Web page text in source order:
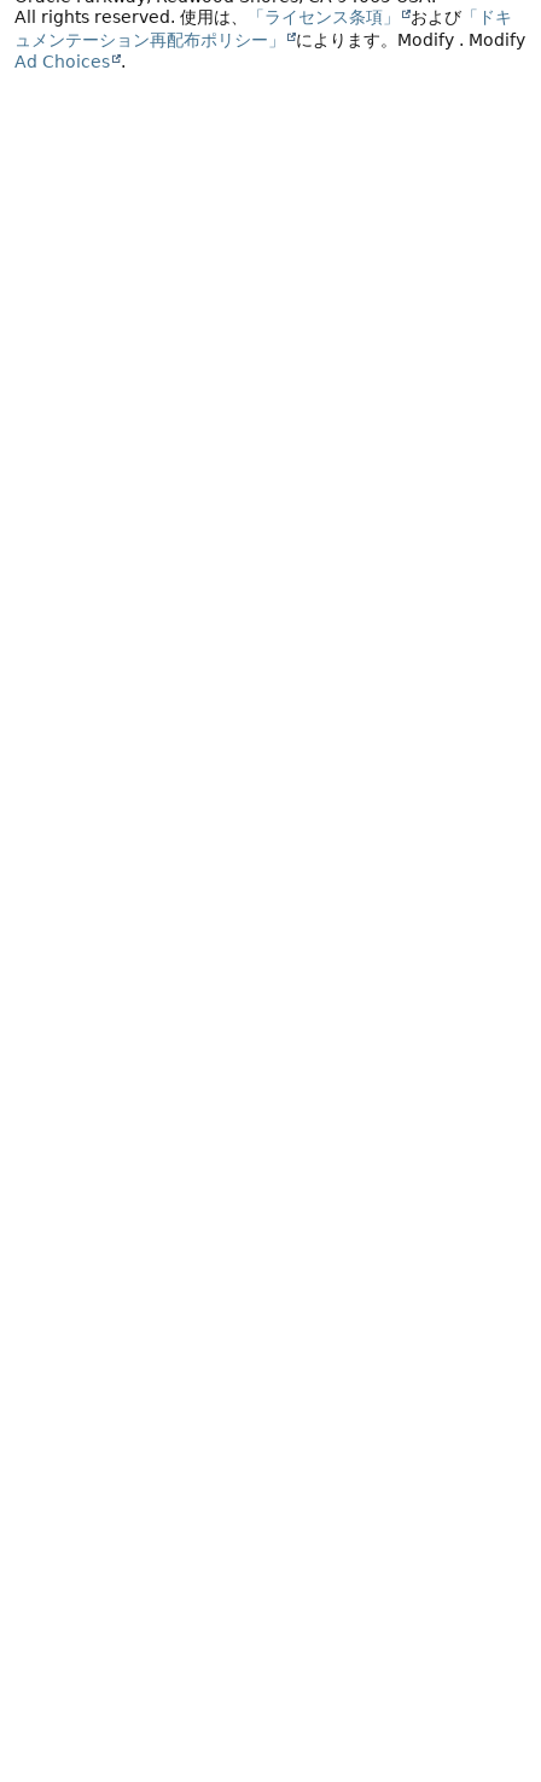
All rights reserved. 使用は、 「ライセンス条項」 および 「ドキ
ュメンテーション再配布ポリシー」
によります。 Modify . Modify
Ad Choices
.